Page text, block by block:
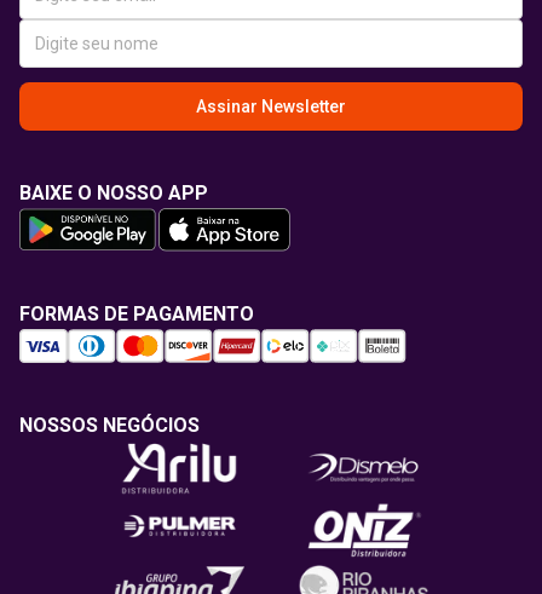
Assinar Newsletter
BAIXE O NOSSO APP
FORMAS DE PAGAMENTO
NOSSOS NEGÓCIOS